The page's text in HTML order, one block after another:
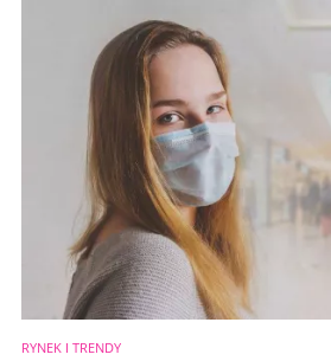
RYNEK I TRENDY